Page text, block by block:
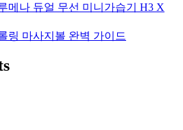
메나 듀얼 무선 미니가습기 H3 X
링 마사지볼 완벽 가이드